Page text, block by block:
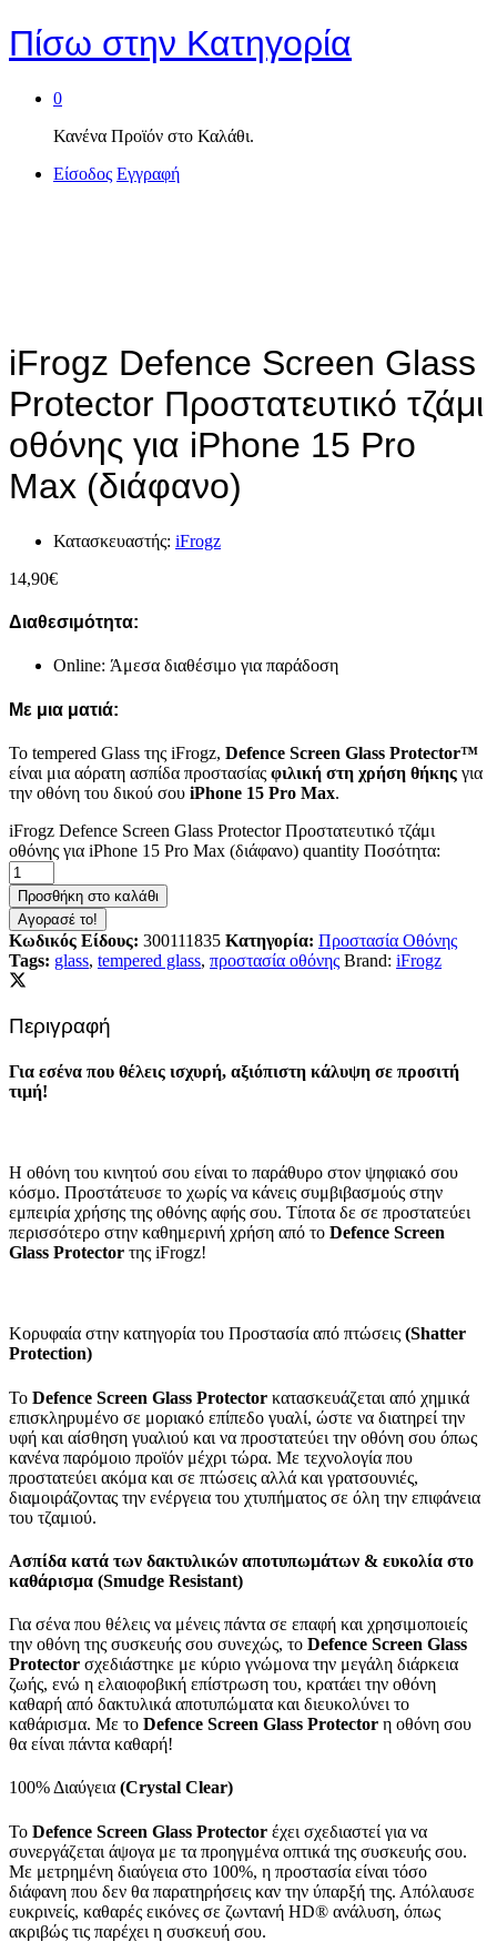
Πίσω στην Κατηγορία
0
Κανένα Προϊόν στο Καλάθι.
Είσοδος Εγγραφή
iFrogz Defence Screen Glass
Protector Προστατευτικό τζάμι
οθόνης για iPhone 15 Pro
Max (διάφανο)
Κατασκευαστής: iFrogz
14,90€
Διαθεσιμότητα:
Online: Άμεσα διαθέσιμο για παράδοση
Με μια ματιά:
Το tempered Glass της iFrogz, Defence Screen Glass Protector™
είναι μια αόρατη ασπίδα προστασίας φιλική στη χρήση θήκης για
την οθόνη του δικού σου iPhone 15 Pro Max.
iFrogz Defence Screen Glass Protector Προστατευτικό τζάμι
οθόνης για iPhone 15 Pro Max (διάφανο) quantity Ποσότητα:
Προσθήκη στο καλάθι
Αγορασέ το!
Κωδικός Είδους: 300111835 Κατηγορία: Προστασία Οθόνης
Tags: glass, tempered glass, προστασία οθόνης Brand: iFrogz
Περιγραφή
Για εσένα που θέλεις ισχυρή, αξιόπιστη κάλυψη σε προσιτή
τιμή!
Η οθόνη του κινητού σου είναι το παράθυρο στον ψηφιακό σου
κόσμο. Προστάτευσε το χωρίς να κάνεις συμβιβασμούς στην
εμπειρία χρήσης της οθόνης αφής σου. Τίποτα δε σε προστατεύει
περισσότερο στην καθημερινή χρήση από το Defence Screen
Glass Protector της iFrogz!
Κορυφαία στην κατηγορία του Προστασία από πτώσεις (Shatter
Protection)
Το Defence Screen Glass Protector κατασκευάζεται από χημικά
επισκληρυμένο σε μοριακό επίπεδο γυαλί, ώστε να διατηρεί την
υφή και αίσθηση γυαλιού και να προστατεύει την οθόνη σου όπως
κανένα παρόμοιο προϊόν μέχρι τώρα. Με τεχνολογία που
προστατεύει ακόμα και σε πτώσεις αλλά και γρατσουνιές,
διαμοιράζοντας την ενέργεια του χτυπήματος σε όλη την επιφάνεια
του τζαμιού.
Ασπίδα κατά των δακτυλικών αποτυπωμάτων & ευκολία στο
καθάρισμα (Smudge Resistant)
Για σένα που θέλεις να μένεις πάντα σε επαφή και χρησιμοποιείς
την οθόνη της συσκευής σου συνεχώς, το Defence Screen Glass
Protector σχεδιάστηκε με κύριο γνώμονα την μεγάλη διάρκεια
ζωής, ενώ η ελαιοφοβική επίστρωση του, κρατάει την οθόνη
καθαρή από δακτυλικά αποτυπώματα και διευκολύνει το
καθάρισμα. Με το Defence Screen Glass Protector η οθόνη σου
θα είναι πάντα καθαρή!
100% Διαύγεια (Crystal Clear)
Το Defence Screen Glass Protector έχει σχεδιαστεί για να
συνεργάζεται άψογα με τα προηγμένα οπτικά της συσκευής σου.
Με μετρημένη διαύγεια στο 100%, η προστασία είναι τόσο
διάφανη που δεν θα παρατηρήσεις καν την ύπαρξή της. Απόλαυσε
ευκρινείς, καθαρές εικόνες σε ζωντανή HD® ανάλυση, όπως
ακριβώς τις παρέχει η συσκευή σου.